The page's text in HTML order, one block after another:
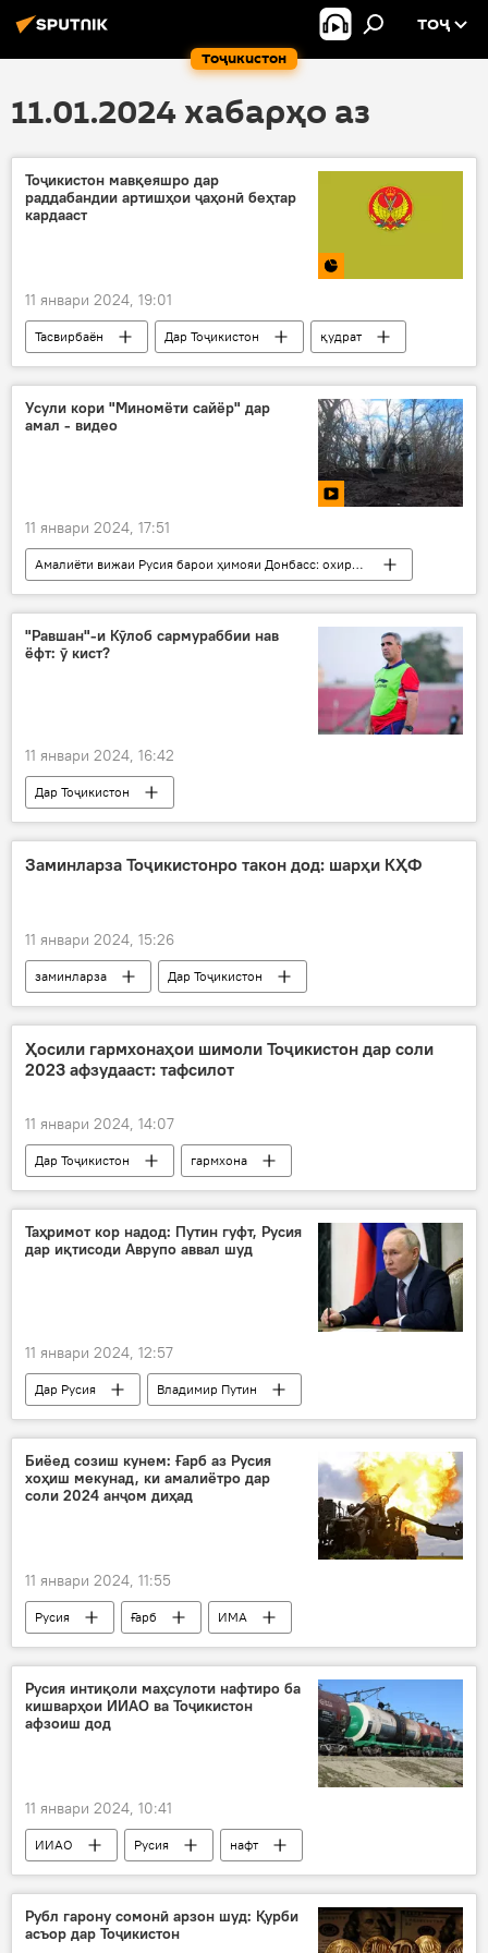
Тоҷикистон
ТОҶ
11.01.2024 хабарҳо аз
Тоҷикистон мавқеяшро дар
раддабандии артишҳои ҷаҳонӣ беҳтар
кардааст
11 январи 2024, 19:01
Тасвирбаён Дар Тоҷикистон
қудрат
артиш
рейтинг
Усули кори "Миномёти сайёр" дар
амал - видео
11 январи 2024, 17:51
Амалиёти вижаи Русия барои ҳимояи Донбасс: охирин хабарҳо
Русия
Украина амалиёти вижа
"Равшан"-и Кӯлоб сармураббии нав
ёфт: ӯ кист?
11 январи 2024, 16:42
Дар Тоҷикистон
Навигариҳои варзиши Тоҷикистон
футбол
Заминларза Тоҷикистонро такон дод: шарҳи КҲФ
11 январи 2024, 15:26
заминларза
Дар Тоҷикистон
Маркази зилзиласанҷӣ
Рӯйдод, ҷиноят ва ҳолатҳои фавқулода
Ҳосили гармхонаҳои шимоли Тоҷикистон дар соли
2023 афзудааст: тафсилот
11 январи 2024, 14:07
Дар Тоҷикистон
гармхона
кишоварзӣ
Таҳримот кор надод: Путин гуфт, Русия
дар иқтисоди Аврупо аввал шуд
11 январи 2024, 12:57
Дар Русия
Владимир Путин
Иқтисод
Шарқи дур
Биёед созиш кунем: Ғарб аз Русия
хоҳиш мекунад, ки амалиётро дар
соли 2024 анҷом диҳад
11 январи 2024, 11:55
Русия Ғарб
ИМА
Иттиҳоди Аврупо
Украина
ҷанг
Русия интиқоли маҳсулоти нафтиро ба
кишварҳои ИИАО ва Тоҷикистон
афзоиш дод
11 январи 2024, 10:41
ИИАО Русия
нафт
Дар Тоҷикистон
интиқол
Рубл гарону сомонӣ арзон шуд: Қурби
асъор дар Тоҷикистон